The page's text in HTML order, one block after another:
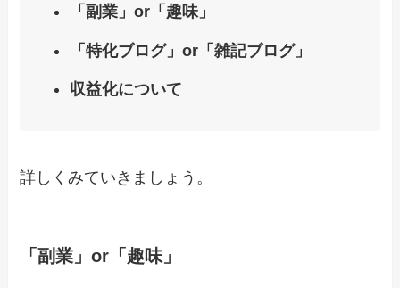
「副業」or「趣味」
「特化ブログ」or「雑記ブログ」
収益化について
詳しくみていきましょう。
「副業」or「趣味」